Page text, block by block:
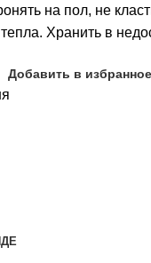
на пол, не
Хранить в
Добавить в избранное